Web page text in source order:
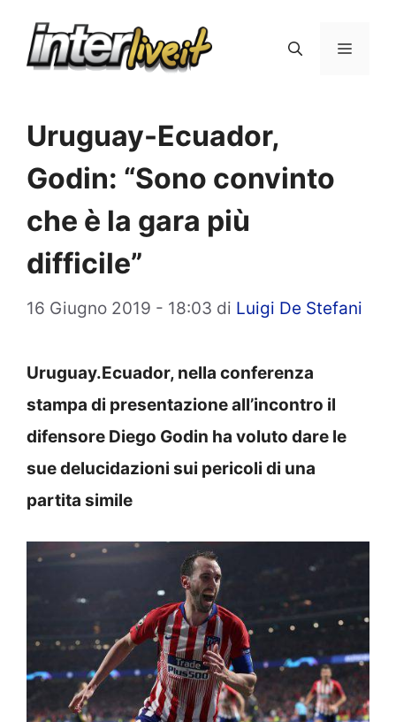
Menu
Uruguay-Ecuador,
Godin: “Sono convinto
che è la gara più
difficile”
16 Giugno 2019 - 18:03 di Luigi De Stefani
Uruguay.Ecuador, nella conferenza
stampa di presentazione all’incontro il
difensore Diego Godin ha voluto dare le
sue delucidazioni sui pericoli di una
partita simile